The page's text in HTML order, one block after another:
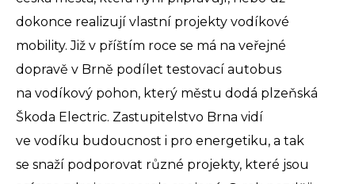
dokonce realizují vlastní projekty vodíkové
mobility. Již v příštím roce se má na veřejné
dopravě v Brně podílet testovací autobus
na vodíkový pohon, který městu dodá plzeňská
Škoda Electric. Zastupitelstvo Brna vidí
ve vodíku budoucnost i pro energetiku, a tak
se snaží podporovat různé projekty, které jsou